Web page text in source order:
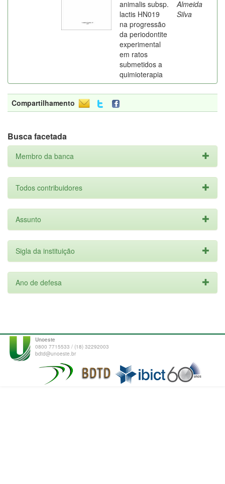
animalis subsp.
lactis HN019
na progressão
da periodontite
experimental
em ratos
submetidos a
quimioterapia
Almeida
Silva
Compartilhamento
Busca facetada
Membro da banca
Todos contribuidores
Assunto
Sigla da instituição
Ano de defesa
Unoeste
0800 7715533 / (18) 32292003
bdtd@unoeste.br